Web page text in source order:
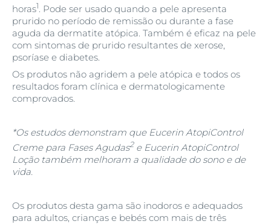
horas1. Pode ser usado quando a pele apresenta
prurido no período de remissão ou durante a fase
aguda da dermatite atópica. Também é eficaz na pele
com sintomas de prurido resultantes de xerose,
psoríase e diabetes.
Os produtos não agridem a pele atópica e todos os
resultados foram clínica e dermatologicamente
comprovados.
*Os estudos demonstram que Eucerin AtopiControl
Creme para Fases Agudas2e Eucerin AtopiControl
Loção também melhoram a qualidade do sono e de
vida.
Os produtos desta gama são inodoros e adequados
para adultos, crianças e bebés com mais de três